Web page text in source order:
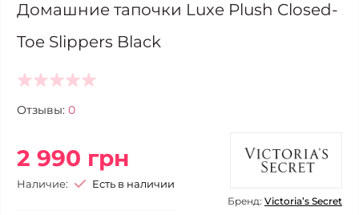
Домашние тапочки Luxe Plush Closed-
Toe Slippers Black
Отзывы: 0
2 990 грн
Наличие: Есть в наличии
Бренд: Victoria’s Secret